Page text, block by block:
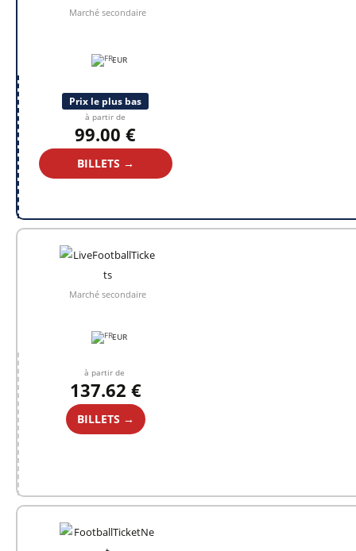
Marché secondaire
EUR
Prix le plus bas
à partir de
99.00 €
BILLETS →
Marché secondaire
EUR
à partir de
137.62 €
BILLETS →